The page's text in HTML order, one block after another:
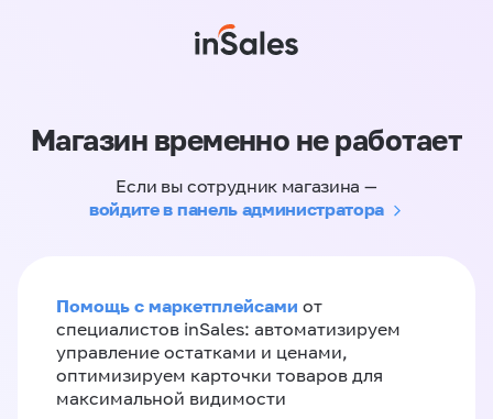
Магазин временно не работает
Если вы сотрудник магазина —
войдите в панель администратора
Помощь с маркетплейсами от
специалистов inSales: автоматизируем
управление остатками и ценами,
оптимизируем карточки товаров для
максимальной видимости